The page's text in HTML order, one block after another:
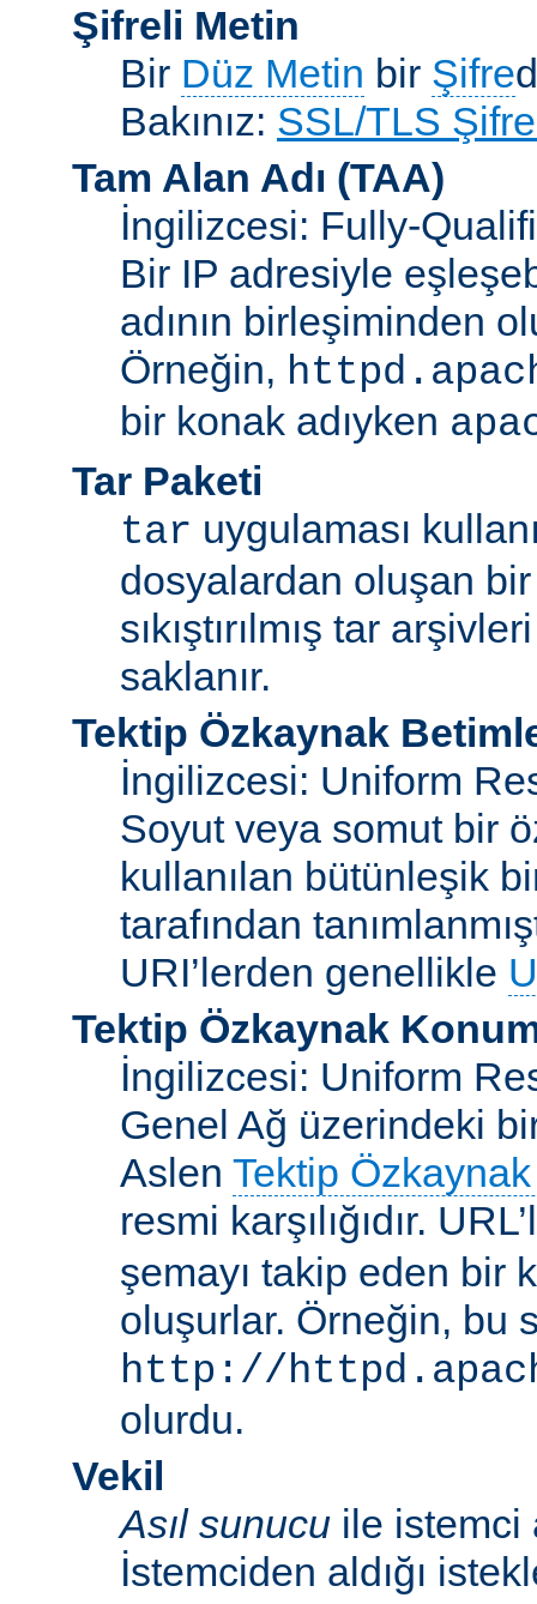
Şifreli Metin
Bir Düz Metin bir Şifre
Bakınız: SSL/TLS
Tam Alan Adı (TAA)
İngilizcesi: Fully-
Bir IP adresiyle
adının birleşiminden
Örneğin,
bir konak adıyken
Tar Paketi
tar uygulaması
dosyalardan oluşan bir
sıkıştırılmış tar
saklanır.
Tektip Özkaynak
İngilizcesi: Uniform
Soyut veya somut bir
kullanılan bütünleşik
tarafından
URI’lerden genellikle
Tektip Özkaynak
İngilizcesi: Uniform
Genel Ağ üzerindeki
Aslen Tektip
resmi karşılığıdır.
şemayı takip eden bir
oluşurlar. Örneğin, bu
http://
olurdu.
Vekil
Asıl sunucu ile istemci
İstemciden aldığı